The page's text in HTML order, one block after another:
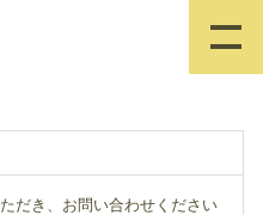
だき、お問い合わせください